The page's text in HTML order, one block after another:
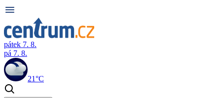
pátek 7. 8.
pá 7. 8.
21°C